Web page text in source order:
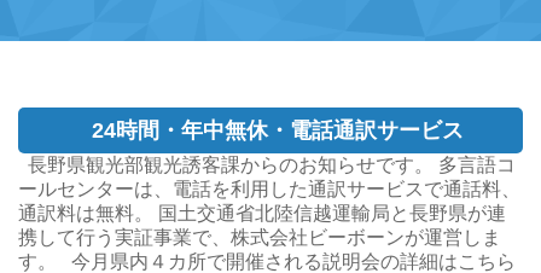
24時間・年中無休・電話通訳サービス
長野県観光部観光誘客課からのお知らせです。
多言語コ
ールセンターは、電話を利用した通訳サービスで通話料、
通訳料は無料。
国土交通省北陸信越運輸局と長野県が連
携して行う実証事業で、株式会社ビーボーンが運営しま
す。
今月県内４カ所で開催される説明会の詳細はこちら